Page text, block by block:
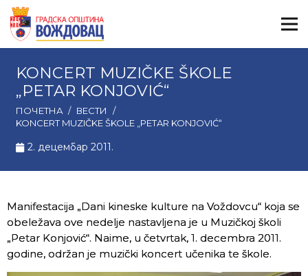
KONCERT MUZIČKE ŠKOLE
„PETAR KONJOVIĆ“
ПОЧЕТНА / ВЕСТИ
/
KONCERT MUZIČKE ŠKOLE „PETAR KONJOVIĆ“
2. децембар 2011.
Manifestacija „Dani kineske kulture na Voždovcu“ koja se
obeležava ove nedelje nastavljena je u Muzičkoj školi
„Petar Konjović“. Naime, u četvrtak, 1. decembra 2011.
godine, održan je muzički koncert učenika te škole.